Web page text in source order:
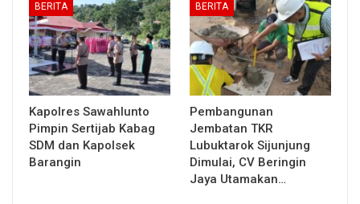
BERITA
Kapolres Sawahlunto
Pimpin Sertijab Kabag
SDM dan Kapolsek
Barangin
BERITA
Pembangunan
Jembatan TKR
Lubuktarok Sijunjung
Dimulai, CV Beringin
Jaya Utamakan…